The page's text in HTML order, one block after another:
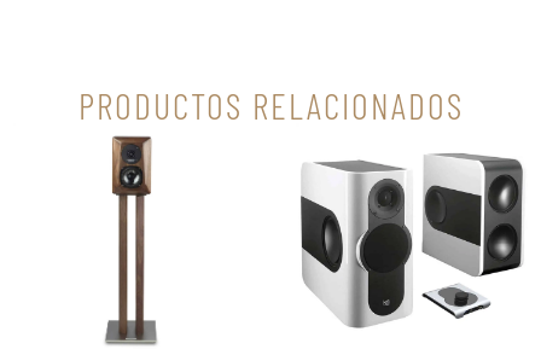
PRODUCTOS RELACIONADOS
producto
tiene
múltiples
variantes.
Las
opciones
se